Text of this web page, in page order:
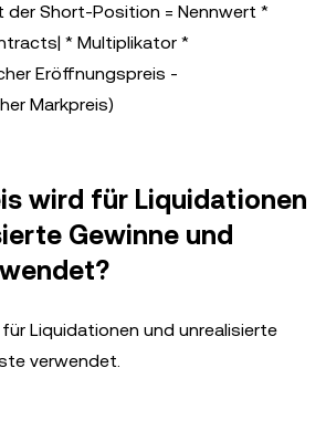
der Short-Position = Nennwert *
* Multiplikator *
Eröffnungspreis -
Markpreis)
wird für Liquidationen
Gewinne und
Liquidationen und unrealisierte
verwendet.